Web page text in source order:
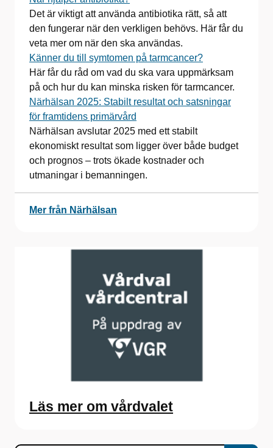
Det är viktigt att använda antibiotika rätt, så att
den fungerar när den verkligen behövs. Här får du
veta mer om när den ska användas.
Känner du till symtomen på tarmcancer?
Här får du råd om vad du ska vara uppmärksam
på och hur du kan minska risken för tarmcancer.
Närhälsan 2025: Stabilt resultat och satsningar
för framtidens primärvård
Närhälsan avslutar 2025 med ett stabilt
ekonomiskt resultat som ligger över både budget
och prognos – trots ökade kostnader och
utmaningar i bemanningen.
Mer från Närhälsan
Läs mer om vårdvalet